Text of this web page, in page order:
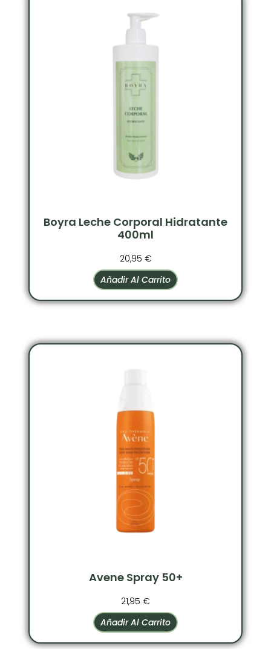
Boyra Leche Corporal Hidratante
400ml
20,95 €
Añadir Al Carrito
Avene Spray 50+
21,95 €
Añadir Al Carrito